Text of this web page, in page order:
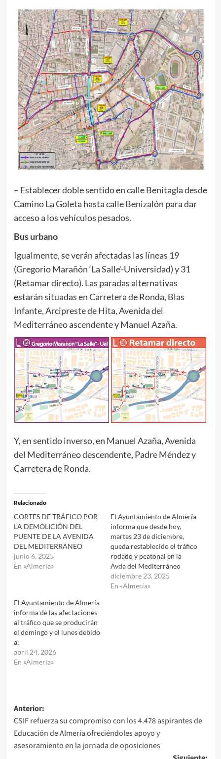
– Establecer doble sentido en calle Benitagla desde
Camino La Goleta hasta calle Benizalón para dar
acceso a los vehículos pesados.
Bus urbano
Igualmente, se verán afectadas las líneas 19
(Gregorio Marañón ‘La Salle’-Universidad) y 31
(Retamar directo). Las paradas alternativas
estarán situadas en Carretera de Ronda, Blas
Infante, Arcipreste de Hita, Avenida del
Mediterráneo ascendente y Manuel Azaña.
Y, en sentido inverso, en Manuel Azaña, Avenida
del Mediterráneo descendente, Padre Méndez y
Carretera de Ronda.
Relacionado
CORTES DE TRÁFICO POR
LA DEMOLICIÓN DEL
PUENTE DE LA AVENIDA
DEL MEDITERRÁNEO
junio 6, 2025
En «Almería»
El Ayuntamiento de Almería
informa que desde hoy,
martes 23 de diciembre,
queda restablecido el tráfico
rodado y peatonal en la
Avda del Mediterráneo
diciembre 23, 2025
En «Almería»
El Ayuntamiento de Almería
informa de las afectaciones
al tráfico que se producirán
el domingo y el lunes debido
a:
abril 24, 2026
En «Almería»
Navegación
de
entradas
Anterior:
CSIF refuerza su compromiso con los 4.478 aspirantes de
Educación de Almería ofreciéndoles apoyo y
asesoramiento en la jornada de oposiciones